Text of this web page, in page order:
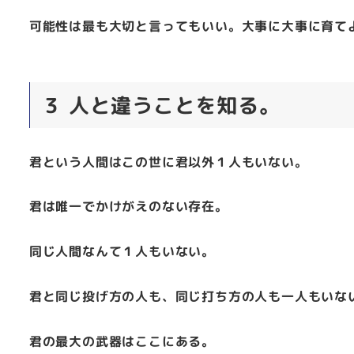
可能性は最も大切と言ってもいい。大事に大事に育て
３ 人と違うことを知る。
君という人間はこの世に君以外１人もいない。
君は唯一でかけがえのない存在。
同じ人間なんて１人もいない。
君と同じ投げ方の人も、同じ打ち方の人も一人もいな
君の最大の武器はここにある。